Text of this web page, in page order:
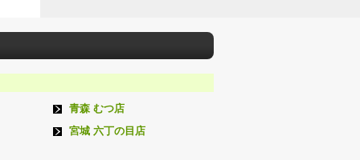
青森 むつ店
宮城 六丁の目店